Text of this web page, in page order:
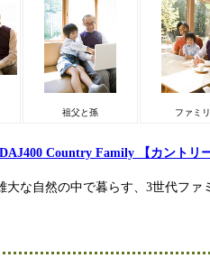
祖父と孫 ファミ
DAJ400 Country Family 【カントリ
大な自然の中で暮らす、3世代ファ